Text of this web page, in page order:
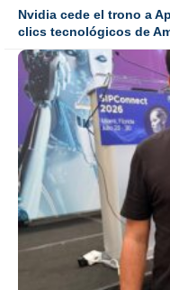
Nvidia cede el trono a
clics tecnológicos de